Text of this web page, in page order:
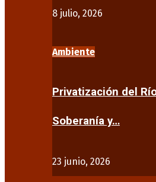
8 julio, 2026
Ambiente
Privatización del
Soberanía y…
23 junio, 2026